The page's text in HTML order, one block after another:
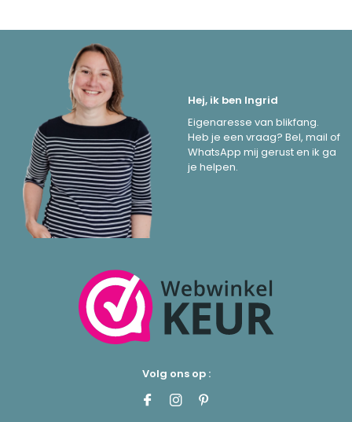
Hej, ik ben Ingrid
Eigenaresse van blikfang.
Heb je een vraag? Bel, mail of
WhatsApp mij gerust en ik ga
je helpen.
Volg ons op :